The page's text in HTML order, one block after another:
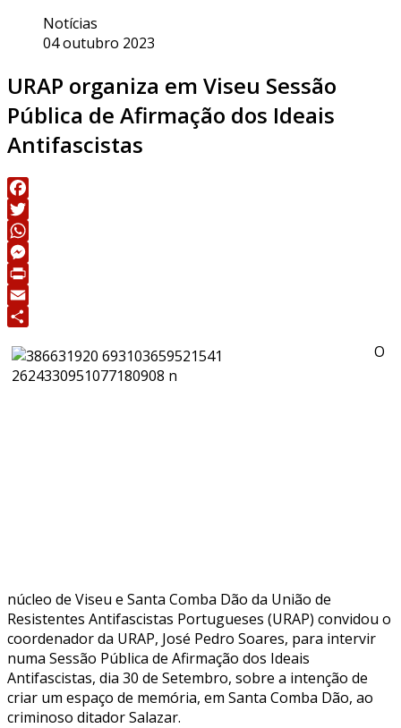
Notícias
04 outubro 2023
URAP organiza em Viseu Sessão
Pública de Afirmação dos Ideais
Antifascistas
Facebook
Twitter
WhatsApp
Messenger
Print
Email
O
núcleo de Viseu e Santa Comba Dão da União de
Resistentes Antifascistas Portugueses (URAP) convidou o
coordenador da URAP, José Pedro Soares, para intervir
numa Sessão Pública de Afirmação dos Ideais
Antifascistas, dia 30 de Setembro, sobre a intenção de
criar um espaço de memória, em Santa Comba Dão, ao
criminoso ditador Salazar.